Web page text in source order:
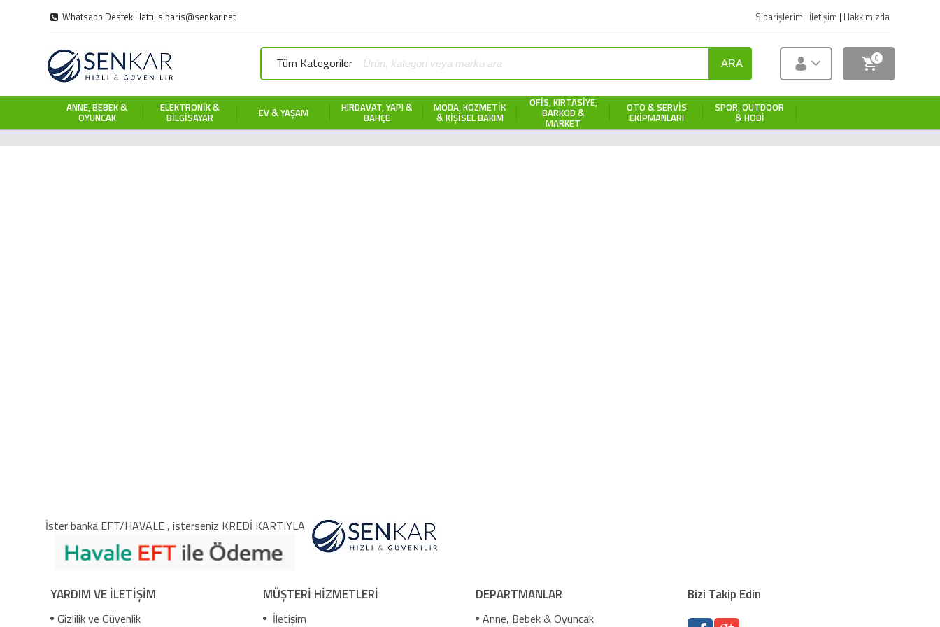
Whatsapp Destek Hattı: siparis@senkar.net Siparişlerim | İletişim | Hakkımızda
Tüm Kategoriler ARA 0
ANNE, BEBEK &
OYUNCAK
ELEKTRONIK &
BILGISAYAR EV & YAŞAM HIRDAVAT, YAPI &
BAHÇE
MODA, KOZMETIK
& KIŞISEL BAKIM
OFIS, KIRTASIYE,
BARKOD &
MARKET
OTO & SERVIS
EKIPMANLARI
SPOR, OUTDOOR
& HOBI
İster banka EFT/HAVALE , isterseniz KREDİ KARTIYLA
YARDIM VE İLETİŞİM
Gizlilik ve Güvenlik
MÜŞTERİ HİZMETLERİ
İletişim
DEPARTMANLAR
Anne, Bebek & Oyuncak
Bizi Takip Edin